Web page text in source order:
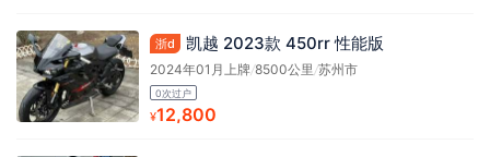
浙d 凯越 2023款 450rr 性能版
2024年01月上牌/8500公里/苏州市
0次过户
¥12,800